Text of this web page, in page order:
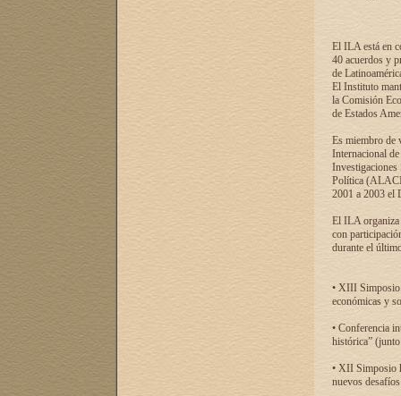
El ILA está en
40 acuerdos y
de
El Instituto
la Comisión
de Estados
Es miembro de
Internacional
Investigaciones
Política
2001 a 2003 el
El ILA organiza
con
durante el
• XIII Simposio
económicas y
• Conferencia
histórica”
• XII Simposio
nuevos